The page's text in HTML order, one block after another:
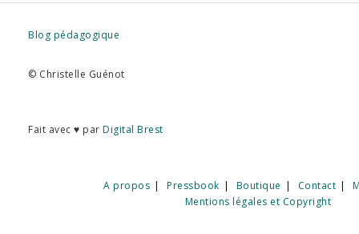
Blog pédagogique
© Christelle Guénot
Fait avec ♥ par Digital Brest
A propos Pressbook Boutique Contact
Mentions légales et Copyright